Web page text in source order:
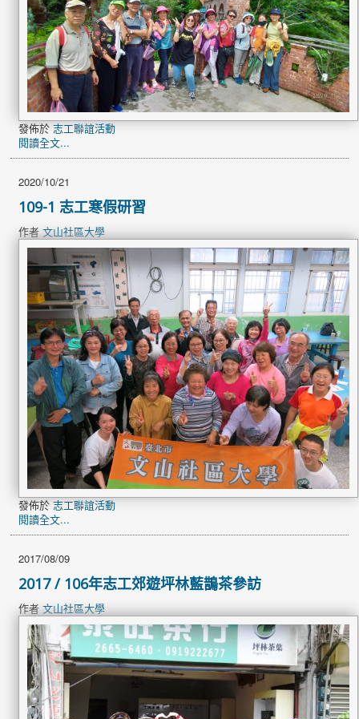
發佈於 志工聯誼活動
閱讀全文...
2020/10/21
109-1 志工寒假研習
作者文山社區大學
發佈於 志工聯誼活動
閱讀全文...
2017/08/09
2017 / 106年志工郊遊坪林藍鵲茶參訪
作者文山社區大學